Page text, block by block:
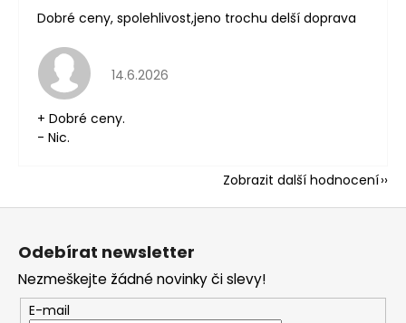
Dobré ceny, spolehlivost,jeno trochu delší doprava
Hodnocení obchodu je 5 z 5 hvězdiček.
14.6.2026
+ Dobré ceny.
- Nic.
Zobrazit další hodnocení
Z
Odebírat newsletter
Nezmeškejte žádné novinky či slevy!
E-mail